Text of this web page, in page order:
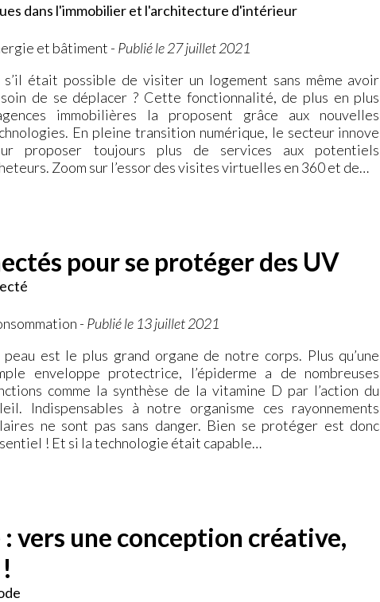
dans l'immobilier et l'architecture d'intérieur
et bâtiment - Publié le 27 juillet 2021
s’il était possible de visiter un logement sans même avoir
de se déplacer ? Cette fonctionnalité, de plus en plus
immobilières la proposent grâce aux nouvelles
En pleine transition numérique, le secteur innove
proposer toujours plus de services aux potentiels
Zoom sur l’essor des visites virtuelles en 360 et de…
pour se protéger des UV
- Publié le 13 juillet 2021
peau est le plus grand organe de notre corps. Plus qu’une
enveloppe protectrice, l’épiderme a de nombreuses
comme la synthèse de la vitamine D par l’action du
Indispensables à notre organisme ces rayonnements
ne sont pas sans danger. Bien se protéger est donc
! Et si la technologie était capable…
: vers une conception créative,